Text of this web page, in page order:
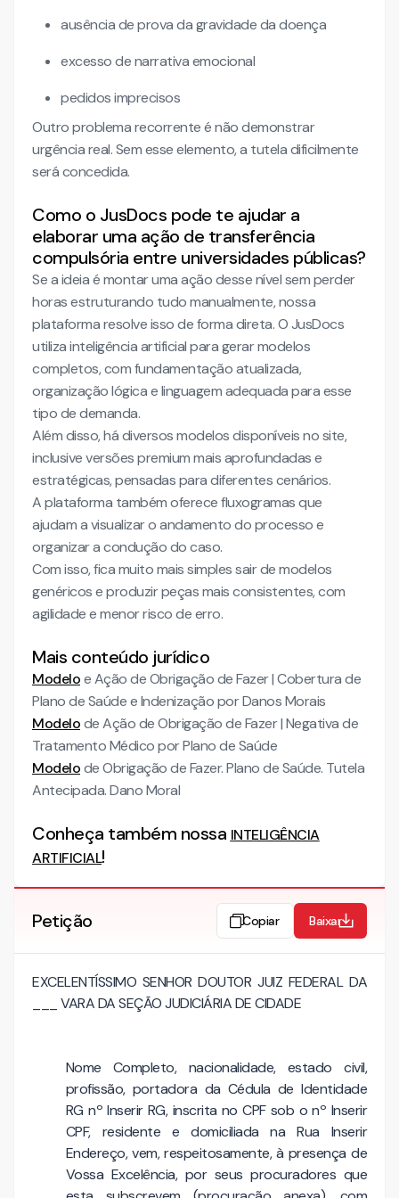
ausência de prova da gravidade da doença
excesso de narrativa emocional
pedidos imprecisos
Outro problema recorrente é não demonstrar
urgência real. Sem esse elemento, a tutela dificilmente
será concedida.
Como o JusDocs pode te ajudar a
elaborar uma ação de transferência
compulsória entre universidades públicas?
Se a ideia é montar uma ação desse nível sem perder
horas estruturando tudo manualmente, nossa
plataforma resolve isso de forma direta. O JusDocs
utiliza inteligência artificial para gerar modelos
completos, com fundamentação atualizada,
organização lógica e linguagem adequada para esse
tipo de demanda.
Além disso, há diversos modelos disponíveis no site,
inclusive versões premium mais aprofundadas e
estratégicas, pensadas para diferentes cenários.
A plataforma também oferece fluxogramas que
ajudam a visualizar o andamento do processo e
organizar a condução do caso.
Com isso, fica muito mais simples sair de modelos
genéricos e produzir peças mais consistentes, com
agilidade e menor risco de erro.
Mais conteúdo jurídico
Modeloe Ação de Obrigação de Fazer | Cobertura de
Plano de Saúde e Indenização por Danos Morais
Modelode Ação de Obrigação de Fazer | Negativa de
Tratamento Médico por Plano de Saúde
Modelode Obrigação de Fazer. Plano de Saúde. Tutela
Antecipada. Dano Moral
Conheça também nossa INTELIGÊNCIA
ARTIFICIAL!
Petição Copiar Baixar
EXCELENTÍSSIMO SENHOR DOUTOR JUIZ FEDERAL DA
___ VARA DA SEÇÃO JUDICIÁRIA DE CIDADE
Nome Completo, nacionalidade, estado civil,
profissão, portadora da Cédula de Identidade
RG nº Inserir RG, inscrita no CPF sob o nº Inserir
CPF, residente e domiciliada na Rua Inserir
Endereço, vem, respeitosamente, à presença de
Vossa Excelência, por seus procuradores que